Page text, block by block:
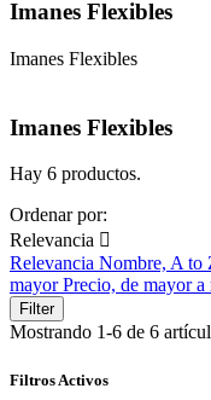
Imanes Flexibles
Imanes Flexibles
Imanes Flexibles
Hay 6 productos.
Ordenar por:
Relevancia 
Relevancia Nombre, A to
mayorPrecio, de mayor a
Filter
Mostrando 1-6 de 6
Filtros Activos